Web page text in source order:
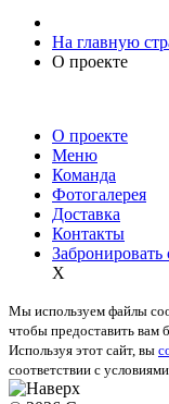
На главную
О проекте
О проекте
Меню
Команда
Фотогалерея
Доставка
Контакты
Забронировать
X
Мы используем файлы
чтобы предоставить вам
Используя этот сайт, вы
соответствии с условиями